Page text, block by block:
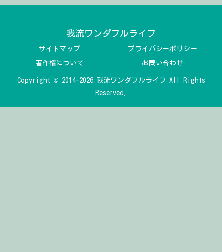
我流ワンダフルライフ
サイトマップ プライバシーポリシー
著作権について お問い合わせ
Copyright © 2014-2026 我流ワンダフルライフ All Rights
Reserved.